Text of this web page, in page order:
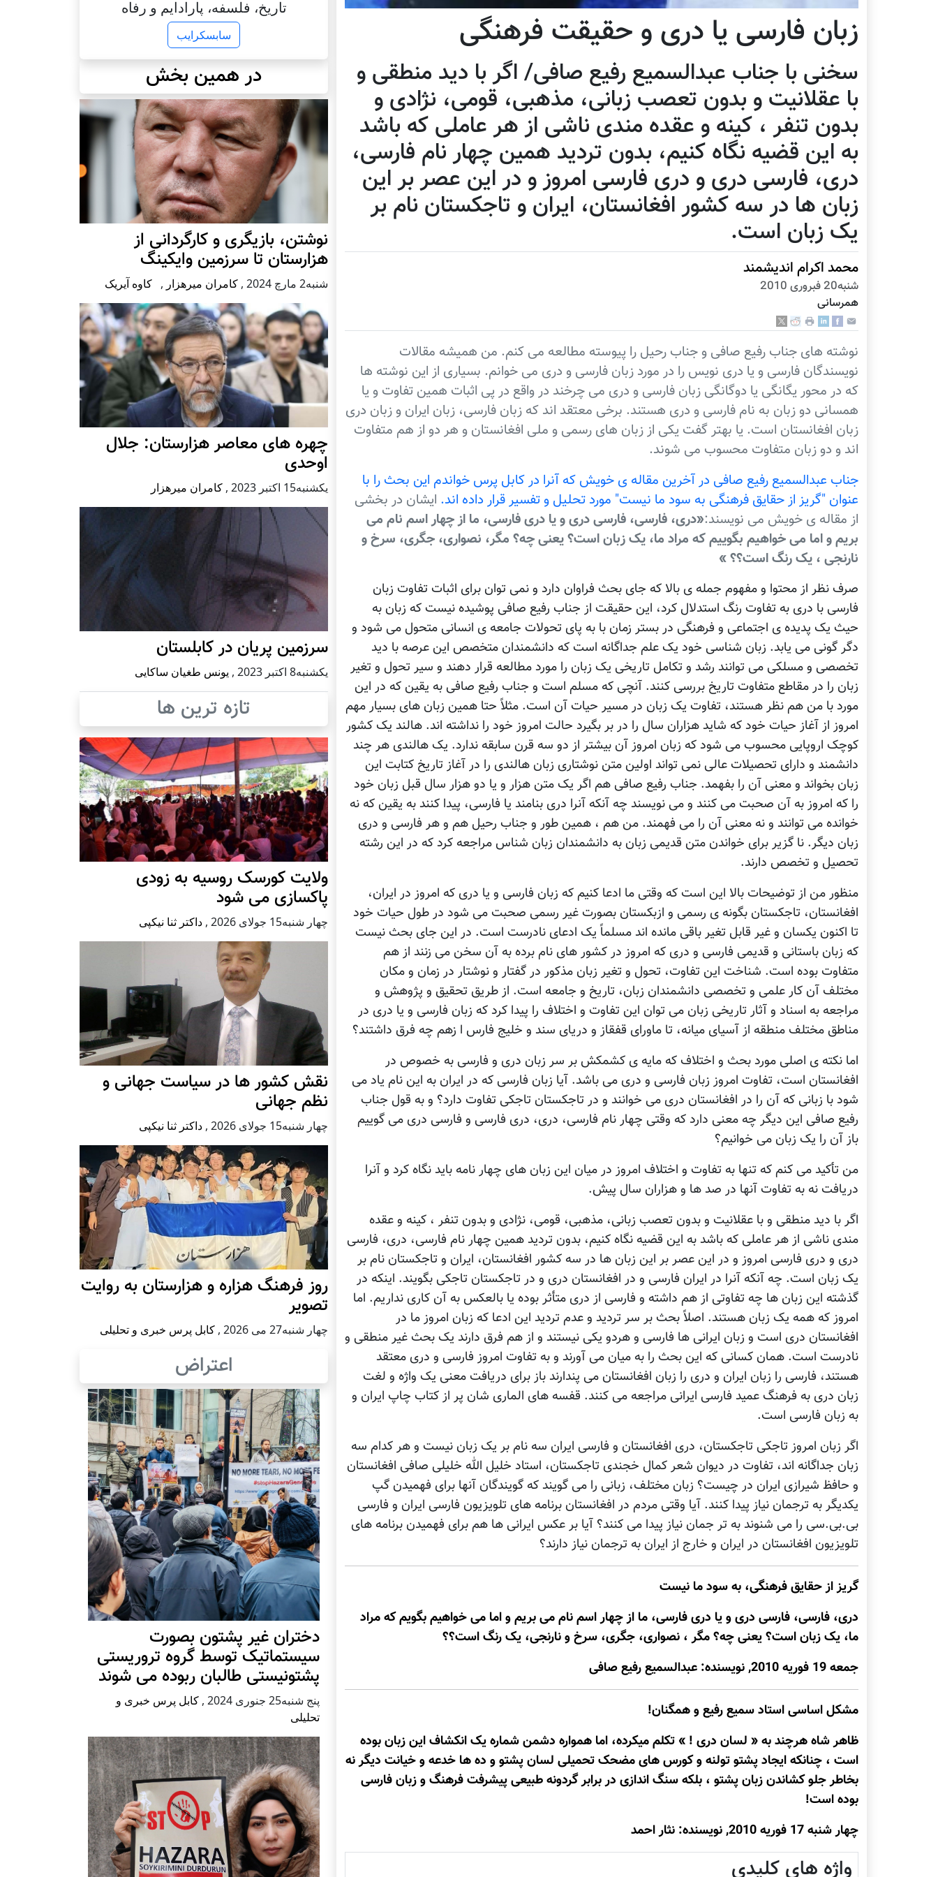
زبان فارسی یا دری و حقیقت فرهنگی
سخنی با جناب عبدالسمیع رفیع صافی/ اگر با دید منطقی و
با عقلانیت و بدون تعصب زبانی، مذهبی، قومی، نژادی و
بدون تنفر ، کینه و عقده مندی ناشی از هر عاملی که باشد
به این قضیه نگاه کنیم، بدون تردید همین چهار نام فارسی،
دری، فارسی دری و دری فارسی امروز و در این عصر بر این
زبان ها در سه کشور افغانستان، ایران و تاجکستان نام بر
یک زبان است.
محمد اکرام اندیشمند
شنبه20 فبروری 2010
همرسانی
نوشته های جناب رفیع صافی و جناب رحیل را پیوسته مطالعه می کنم. من همیشه مقالات
نویسندگان فارسی و یا دری نویس را در مورد زبان فارسی و دری می خوانم. بسیاری از این نوشته ها
که در محور یگانگی یا دوگانگی زبان فارسی و دری می چرخند در واقع در پی اثبات همین تفاوت و یا
همسانی دو زبان به نام فارسی و دری هستند. برخی معتقد اند که زبان فارسی، زبان ایران و زبان دری
زبان افغانستان است. یا بهتر گفت یکی از زبان های رسمی و ملی افغانستان و هر دو از هم متفاوت
اند و دو زبان متفاوت محسوب می شوند.
جناب عبدالسمیع رفیع صافی در آخرین مقاله ی خویش که آنرا در کابل پرس خواندم این بحث را با
عنوان "گریز از حقایق فرهنگی به سود ما نیست" مورد تحلیل و تفسیر قرار داده اند. ایشان در بخشی
از مقاله ی خویش می نویسند:«دری، فارسی، فارسی دری و یا دری فارسی، ما از چهار اسم نام می
بریم و اما می خواهیم بگوییم که مراد ما، یک زبان است؟ یعنی چه؟ مگر، نصواری، جگری، سرخ و
نارنجی ، یک رنگ است؟؟ »
صرف نظر از محتوا و مفهوم جمله ی بالا که جای بحث فراوان دارد و نمی توان برای اثبات تفاوت زبان
فارسی با دری به تفاوت رنگ استدلال کرد، این حقیقت از جناب رفیع صافی پوشیده نیست که زبان به
حیث یک پدیده ی اجتماعی و فرهنگی در بستر زمان با به پای تحولات جامعه ی انسانی متحول می شود و
دگر گونی می یابد. زبان شناسی خود یک علم جداگانه است که دانشمندان متخصص این عرصه با دید
تخصصی و مسلکی می توانند رشد و تکامل تاریخی یک زبان را مورد مطالعه قرار دهند و سیر تحول و تغیر
زبان را در مقاطع متفاوت تاریخ بررسی کنند. آنچی که مسلم است و جناب رفیع صافی به یقین که در این
مورد با من هم نظر هستند، تفاوت یک زبان در مسیر حیات آن است. مثلاً حتا همین زبان های بسیار مهم
امروز از آغاز حیات خود که شاید هزاران سال را در بر بگیرد حالت امروز خود را نداشته اند. هالند یک کشور
کوچک اروپایی محسوب می شود که زبان امروز آن بیشتر از دو سه قرن سابقه ندارد. یک هالندی هر چند
دانشمند و دارای تحصیلات عالی نمی تواند اولین متن نوشتاری زبان هالندی را در آغاز تاریخ کتابت این
زبان بخواند و معنی آن را بفهمد. جناب رفیع صافی هم اگر یک متن هزار و یا دو هزار سال قبل زبان خود
را که امروز به آن صحبت می کنند و می نویسند چه آنکه آنرا دری بنامند یا فارسی، پیدا کنند به یقین که نه
خوانده می توانند و نه معنی آن را می فهمند. من هم ، همین طور و جناب رحیل هم و هر فارسی و دری
زبان دیگر. نا گزیر برای خواندن متن قدیمی زبان به دانشمندان زبان شناس مراجعه کرد که در این رشته
تحصیل و تخصص دارند.
منظور من از توضیحات بالا این است که وقتی ما ادعا کنیم که زبان فارسی و یا دری که امروز در ایران،
افغانستان، تاجکستان بگونه ی رسمی و ازبکستان بصورت غیر رسمی صحبت می شود در طول حیات خود
تا اکنون یکسان و غیر قابل تغیر باقی مانده اند مسلماً یک ادعای نادرست است. در این جای بحث نیست
که زبان باستانی و قدیمی فارسی و دری که امروز در کشور های نام برده به آن سخن می زنند از هم
متفاوت بوده است. شناخت این تفاوت، تحول و تغیر زبان مذکور در گفتار و نوشتار در زمان و مکان
مختلف آن کار علمی و تخصصی دانشمندان زبان، تاریخ و جامعه است. از طریق تحقیق و پژوهش و
مراجعه به اسناد و آثار تاریخی زبان می توان این تفاوت و اختلاف را پیدا کرد که زبان فارسی و یا دری در
مناطق مختلف منطقه از آسیای میانه، تا ماورای قفقاز و دریای سند و خلیج فارس ا زهم چه فرق داشتند؟
اما نکته ی اصلی مورد بحث و اختلاف که مایه ی کشمکش بر سر زبان دری و فارسی به خصوص در
افغانستان است، تفاوت امروز زبان فارسی و دری می باشد. آیا زبان فارسی که در ایران به این نام یاد می
شود با زبانی که آن را در افغانستان دری می خوانند و در تاجکستان تاجکی تفاوت دارد؟ و به قول جناب
رفیع صافی این دیگر چه معنی دارد که وقتی چهار نام فارسی، دری، دری فارسی و فارسی دری می گوییم
باز آن را یک زبان می خوانیم؟
من تأکید می کنم که تنها به تفاوت و اختلاف امروز در میان این زبان های چهار نامه باید نگاه کرد و آنرا
دریافت نه به تفاوت آنها در صد ها و هزاران سال پیش.
اگر با دید منطقی و با عقلانیت و بدون تعصب زبانی، مذهبی، قومی، نژادی و بدون تنفر ، کینه و عقده
مندی ناشی از هر عاملی که باشد به این قضیه نگاه کنیم، بدون تردید همین چهار نام فارسی، دری، فارسی
دری و دری فارسی امروز و در این عصر بر این زبان ها در سه کشور افغانستان، ایران و تاجکستان نام بر
یک زبان است. چه آنکه آنرا در ایران فارسی و در افغانستان دری و در تاجکستان تاجکی بگویند. اینکه در
گذشته این زبان ها چه تفاوتی از هم داشته و فارسی از دری متأثر بوده یا بالعکس به آن کاری نداریم. اما
امروز که همه یک زبان هستند. اصلاً بحث بر سر تردید و عدم تردید این ادعا که زبان امروز ما در
افغانستان دری است و زبان ایرانی ها فارسی و هردو یکی نیستند و از هم فرق دارند یک بحث غیر منطقی و
نادرست است. همان کسانی که این بحث را به میان می آورند و به تفاوت امروز فارسی و دری معتقد
هستند، فارسی را زبان ایران و دری را زبان افغانستان می پندارند باز برای دریافت معنی یک واژه و لغت
زبان دری به فرهنگ عمید فارسی ایرانی مراجعه می کنند. قفسه های الماری شان پر از کتاب چاپ ایران و
به زبان فارسی است.
اگر زبان امروز تاجکی تاجکستان، دری افغانستان و فارسی ایران سه نام بر یک زبان نیست و هر کدام سه
زبان جداگانه اند، تفاوت در دیوان شعر کمال خجندی تاجکستان، استاد خلیل الله خلیلی صافی افغانستان
و حافظ شیرازی ایران در چیست؟ زبان مختلف، زبانی را می گویند که گویندگان آنها برای فهمیدن گپ
یکدیگر به ترجمان نیاز پیدا کنند. آیا وقتی مردم در افغانستان برنامه های تلویزیون فارسی ایران و فارسی
بی.بی.سی را می شنوند به تر جمان نیاز پیدا می کنند؟ آیا بر عکس ایرانی ها هم برای فهمیدن برنامه های
تلویزیون افغانستان در ایران و خارج از ایران به ترجمان نیاز دارند؟
گریز از حقایق فرهنگی، به سود ما نیست
دری، فارسی، فارسی دری و یا دری فارسی، ما از چهار اسم نام می بریم و اما می خواهیم بگویم که مراد
ما، یک زبان است؟ یعنی چه؟ مگر ، نصواری، جگری، سرخ و نارنجی، یک رنگ است؟؟
جمعه 19 فوريه 2010, نويسنده: عبدالسمیع رفیع صافی
مشکل اساسی استاد سميع رفيع و همگنان!
ظاهر شاه هرچند به « لسان دری ! » تکلم ميکرده، اما همواره دشمن شماره يک انکشاف اين زبان بوده
است ، چنانکه ايجاد پشتو تولنه و کورس های مضحک تحميلی لسان پشتو و ده ها خدعه و خيانت ديگر نه
بخاطر جلو کشاندن زبان پشتو ، بلکه سنگ اندازی در برابر گردونه طبيعی پيشرفت فرهنگ و زبان فارسی
بوده است!
چهار شنبه 17 فوريه 2010, نويسنده: نثار احمد
واژه های کلیدی
تاریخ، فلسفه، پارادایم و رفاه
سابسکرایب
در همین بخش
نوشتن، بازیگری و کارگردانی از
هزارستان تا سرزمین وایکینگ
شنبه2 مارچ 2024 , کامران میرهزار , کاوه آیریک
چهره های معاصر هزارستان: جلال
اوحدی
يكشنبه15 اكتبر 2023 , کامران میرهزار
سرزمین پریان در کابلستان
يكشنبه8 اكتبر 2023 , یونس طغیان ساکایی
تازه ترین ها
ولایت کورسک روسیه به زودی
پاکسازی می شود
چهار شنبه15 جولای 2026 , داکتر ثنا نیکپی
نقش کشور ها در سیاست جهانی و
نظم جهانی
چهار شنبه15 جولای 2026 , داکتر ثنا نیکپی
روز فرهنگ هزاره و هزارستان به روایت
تصویر
چهار شنبه27 می 2026 , کابل پرس خبری و تحلیلی
اعتراض
دختران غیر پشتون بصورت
سیستماتیک توسط گروه تروریستی
پشتونیستی طالبان ربوده می شوند
پنج شنبه25 جنوری 2024 , کابل پرس خبری و
تحلیلی